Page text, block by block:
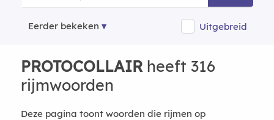
Eerder bekeken Uitgebreid
PROTOCOLLAIRheeft 316
rijmwoorden
Deze pagina toont woorden die rijmen op